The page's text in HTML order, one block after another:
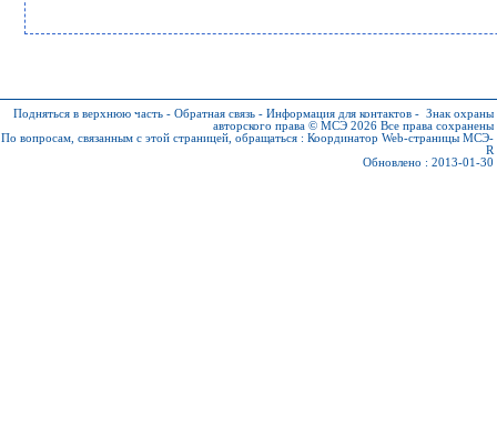
Подняться в верхнюю часть - Обратная связь - Информация для контактов - Знак охраны
авторского права © МСЭ 2026 Все права сохранены
По вопросам, связанным с этой страницей, обращаться : Координатор Web-страницы МСЭ-
R
Обновлено : 2013-01-30